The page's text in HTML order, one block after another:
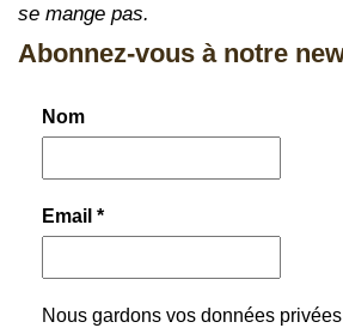
se mange pas.
Abonnez-vous à notre
Nom
Email *
Nous gardons vos données